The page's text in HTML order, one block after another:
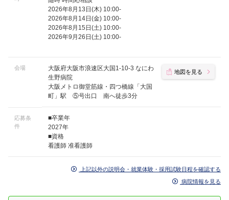
2026年8月13日(木) 10:00-
2026年8月14日(金) 10:00-
2026年8月15日(土) 10:00-
2026年9月26日(土) 10:00-
会場
大阪府大阪市浪速区大国1-10-3 なにわ
生野病院
大阪メトロ御堂筋線・四つ橋線「大国
町」駅 ⑤号出口 南へ徒歩3分
地図を見る
応募条
件
■卒業年
2027年
■資格
看護師 准看護師
上記以外の説明会・就業体験・採用試験日程を確認する
病院情報を見る